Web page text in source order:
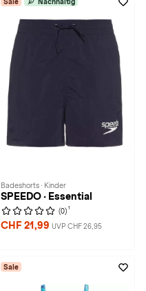
Badeshorts · Kinder
SPEEDO · Essential
(0) 1
CHF 21,99 UVP CHF 26,95
Sale